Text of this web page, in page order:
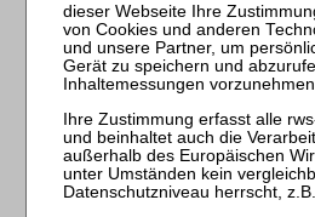
BGH, Urt. v. 05.10.1999 – XI ZR
Bandbreiten-Optionsgeschäfte keine
ZBB 1999, 380
BGH, Urt. v. 05.10.1999 – XI ZR